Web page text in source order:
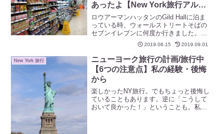
あったよ【New York旅行アルバ
ム】
ロウアーマンハッタンのGild Hallに泊ま
っている時、ウォールストリートそばの
セブンイレブンに何度か行きました。コ
ンビニって、普段使っているお店は特に
なんとも思いませんが、こうして異国で
入ってみると、日本との違いに気付いて
面白いです。
2019.06.15 2019.09.01
New York 旅行
ニューヨーク旅行の計画/旅行中
【6つの注意点】私の経験・後悔
から
楽しかったNY旅行。でもちょっと後悔し
ていることもあります。逆に「こうして
おいて良かった！」ということも。私の